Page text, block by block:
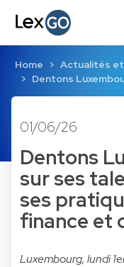
Home
Actualités
Dentons
01/06/26
Dentons
sur ses
ses
finance et
Luxembourg, lundi